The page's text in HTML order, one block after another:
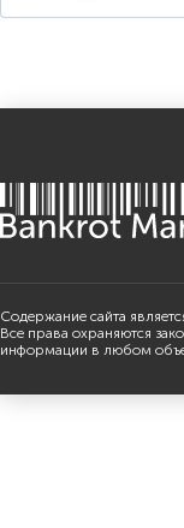
мощность
Содержание сайта
Все права охраняются
информации в любом